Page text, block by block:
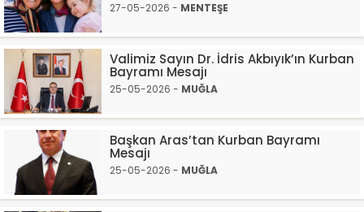
27-05-2026 - MENTEŞE
Valimiz Sayın Dr. İdris Akbıyık’ın Kurban
Bayramı Mesajı
25-05-2026 - MUĞLA
Başkan Aras’tan Kurban Bayramı
Mesajı
25-05-2026 - MUĞLA